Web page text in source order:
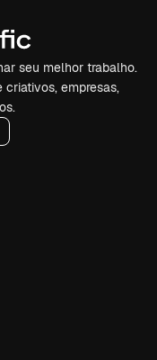
seu melhor trabalho.
criativos, empresas,